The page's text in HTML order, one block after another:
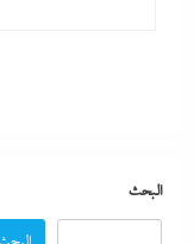
البحث
إلى تحالف السعودية